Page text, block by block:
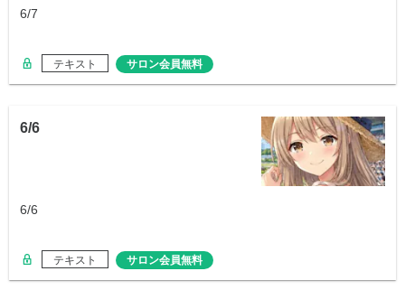
6/7
テキスト サロン会員無料
6/6
6/6
テキスト サロン会員無料